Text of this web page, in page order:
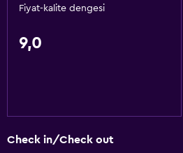
Çamaşır yıkama tesisleri
Çamaşırhane
Fiyat-kalite dengesi
9,0
Check in/Check out